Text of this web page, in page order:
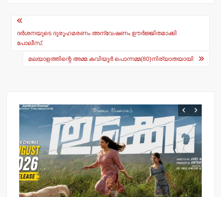
p
p
o
o
Post
navigation
ദര്‍ശനയുടെ ദുരൂഹമരണം അന്വേഷണം ഊര്‍ജ്ജിതമാക്കി
പോലീസ്.
മലയാളത്തിന്റെ അമ്മ കവിയൂര്‍ പൊന്നമ്മ(80)നിര്യാതയായി